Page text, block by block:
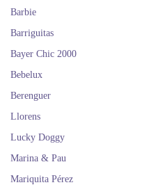
Barbie
Barriguitas
Bayer Chic 2000
Bebelux
Berenguer
Llorens
Lucky Doggy
Marina & Pau
Mariquita Pérez